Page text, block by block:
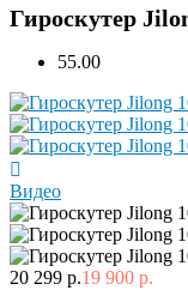
Гироскутер
55.00
Видео
20 299 р.19 900 р.